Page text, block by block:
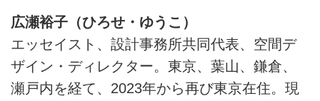
広瀬裕子（ひろせ・ゆうこ）
エッセイスト、設計事務所共同代表、空間デ
ザイン・ディレクター。東京、葉山、鎌倉、
瀬戸内を経て、2023年から再び東京在住。現